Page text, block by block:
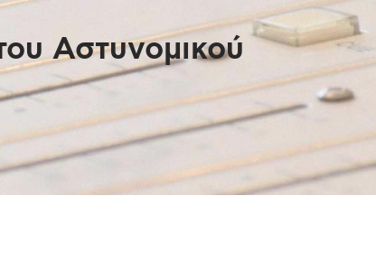
Αστυνομικού